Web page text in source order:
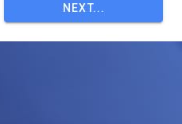
NEXT...